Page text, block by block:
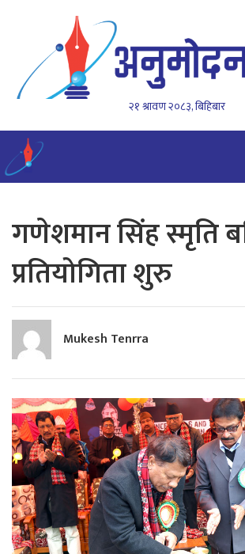
२१ श्रावण २०८३, बिहिबार
गणेशमान सिंह स्मृति
प्रतियोगिता शुरु
Mukesh Tenrra